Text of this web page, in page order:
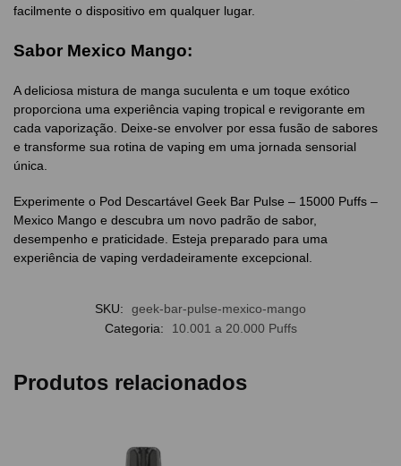
facilmente o dispositivo em qualquer lugar.
Sabor Mexico Mango:
A deliciosa mistura de manga suculenta e um toque exótico
proporciona uma experiência vaping tropical e revigorante em
cada vaporização. Deixe-se envolver por essa fusão de sabores
e transforme sua rotina de vaping em uma jornada sensorial
única.
Experimente o Pod Descartável Geek Bar Pulse – 15000 Puffs –
Mexico Mango e descubra um novo padrão de sabor,
desempenho e praticidade. Esteja preparado para uma
experiência de vaping verdadeiramente excepcional.
SKU:
geek-bar-pulse-mexico-mango
Categoria:
10.001 a 20.000 Puffs
Produtos relacionados